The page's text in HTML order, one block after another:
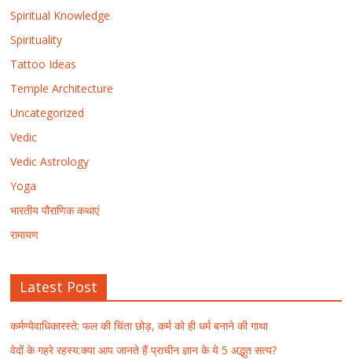
Spiritual Knowledge
Spirituality
Tattoo Ideas
Temple Architecture
Uncategorized
Vedic
Vedic Astrology
Yoga
भारतीय पौराणिक कथाएं
रामायण
Latest Post
कर्मण्येवाधिकारस्ते: फल की चिंता छोड़, कर्म को ही धर्म बनाने की गाथा
वेदों के गहरे रहस्य:क्या आप जानते हैं प्राचीन ज्ञान के ये 5 अद्भुत सत्य?